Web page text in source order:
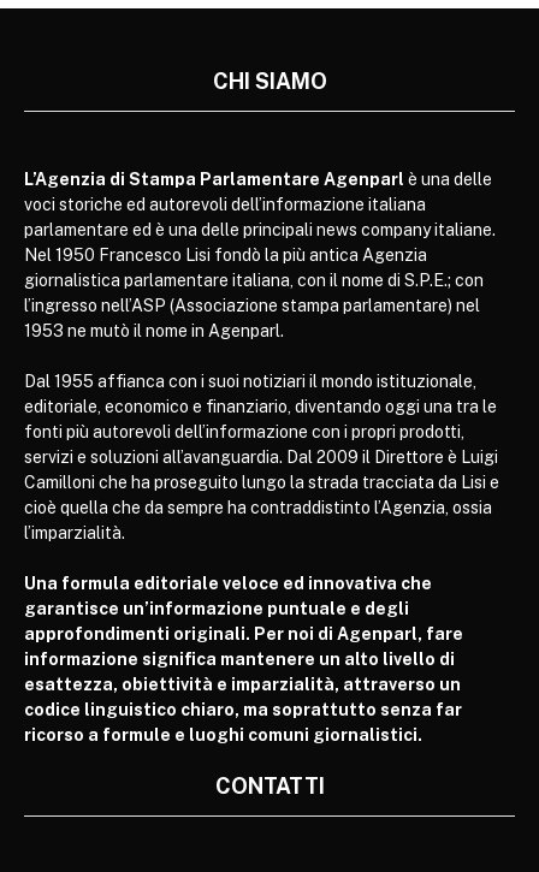
CHI SIAMO
L’Agenzia di Stampa Parlamentare Agenparl è una delle
voci storiche ed autorevoli dell’informazione italiana
parlamentare ed è una delle principali news company italiane.
Nel 1950 Francesco Lisi fondò la più antica Agenzia
giornalistica parlamentare italiana, con il nome di S.P.E.; con
l’ingresso nell’ASP (Associazione stampa parlamentare) nel
1953 ne mutò il nome in Agenparl.
Dal 1955 affianca con i suoi notiziari il mondo istituzionale,
editoriale, economico e finanziario, diventando oggi una tra le
fonti più autorevoli dell’informazione con i propri prodotti,
servizi e soluzioni all’avanguardia. Dal 2009 il Direttore è Luigi
Camilloni che ha proseguito lungo la strada tracciata da Lisi e
cioè quella che da sempre ha contraddistinto l’Agenzia, ossia
l’imparzialità.
Una formula editoriale veloce ed innovativa che
garantisce un’informazione puntuale e degli
approfondimenti originali. Per noi di Agenparl, fare
informazione significa mantenere un alto livello di
esattezza, obiettività e imparzialità, attraverso un
codice linguistico chiaro, ma soprattutto senza far
ricorso a formule e luoghi comuni giornalistici.
CONTATTI